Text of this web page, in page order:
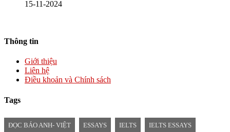
15-11-2024
Thông tin
Giới thiệu
Liên hệ
Điều khoản và Chính sách
Tags
ĐỌC BÁO ANH- VIỆT ESSAYS IELTS IELTS ESSAYS